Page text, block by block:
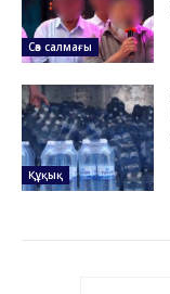
ЖАҢАЛЫҚТАР
ОҚИҒА
КӨЗҚАРАС
ЗЕРТТЕУ
СҰХБАТ
АРНАЙЫ ЖОБА
Сөз салмағы
Құқық